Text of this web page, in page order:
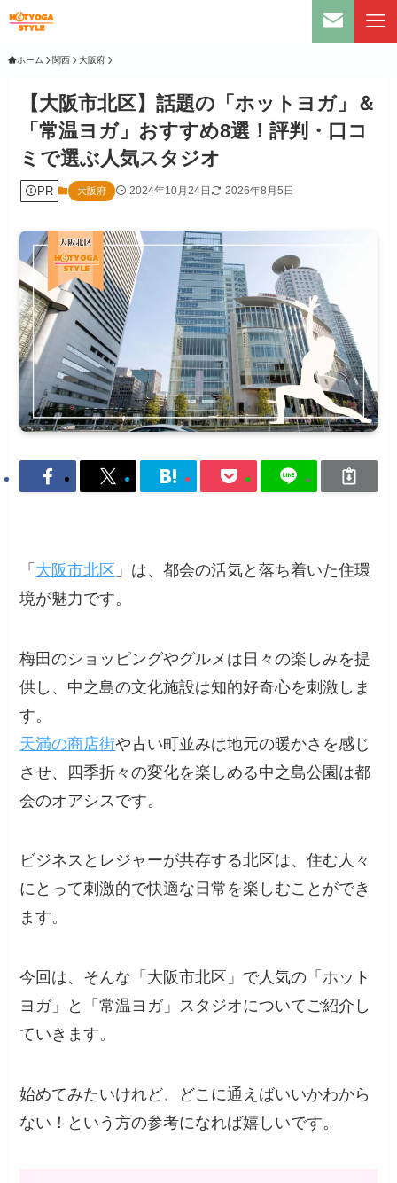
ホーム 関西 大阪府
【大阪市北区】話題の「ホットヨガ」＆
「常温ヨガ」おすすめ8選！評判・口コ
ミで選ぶ人気スタジオ
PR 大阪府 2024年10月24日 2026年8月5日
「 大阪市北区 」は、都会の活気と落ち着いた住環
境が魅力です。
梅田のショッピングやグルメは日々の楽しみを提
供し、中之島の文化施設は知的好奇心を刺激しま
す。
天満の商店街や古い町並みは地元の暖かさを感じ
させ、四季折々の変化を楽しめる中之島公園は都
会のオアシスです。
ビジネスとレジャーが共存する北区は、住む人々
にとって刺激的で快適な日常を楽しむことができ
ます。
今回は、そんな「大阪市北区」で人気の「ホット
ヨガ」と「常温ヨガ」スタジオについてご紹介し
ていきます。
始めてみたいけれど、どこに通えばいいかわから
ない！という方の参考になれば嬉しいです。